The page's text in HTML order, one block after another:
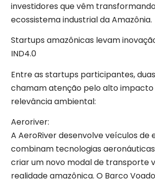
investidores que vêm
ecossistema industrial da Amazônia.
Startups amazônicas levam
IND4.0
Entre as startups participantes,
chamam atenção pelo alto
relevância ambiental:
Aeroriver:
A AeroRiver desenvolve veículos de
combinam tecnologias
criar um novo modal de transporte
realidade amazônica. O Barco